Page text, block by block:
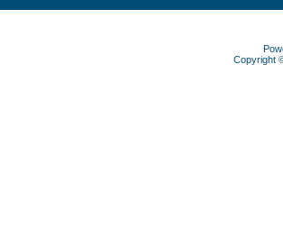
Copyright